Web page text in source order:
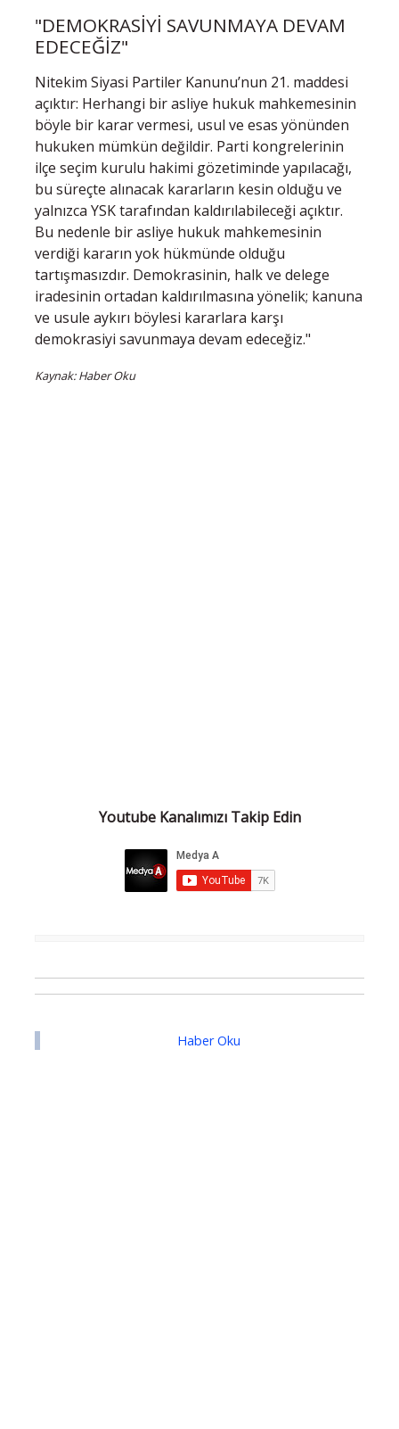
"DEMOKRASİYİ SAVUNMAYA DEVAM
EDECEĞİZ"
Nitekim Siyasi Partiler Kanunu’nun 21. maddesi
açıktır: Herhangi bir asliye hukuk mahkemesinin
böyle bir karar vermesi, usul ve esas yönünden
hukuken mümkün değildir. Parti kongrelerinin
ilçe seçim kurulu hakimi gözetiminde yapılacağı,
bu süreçte alınacak kararların kesin olduğu ve
yalnızca YSK tarafından kaldırılabileceği açıktır.
Bu nedenle bir asliye hukuk mahkemesinin
verdiği kararın yok hükmünde olduğu
tartışmasızdır. Demokrasinin, halk ve delege
iradesinin ortadan kaldırılmasına yönelik; kanuna
ve usule aykırı böylesi kararlara karşı
demokrasiyi savunmaya devam edeceğiz."
Kaynak: Haber Oku
Youtube Kanalımızı Takip Edin
Haber Oku